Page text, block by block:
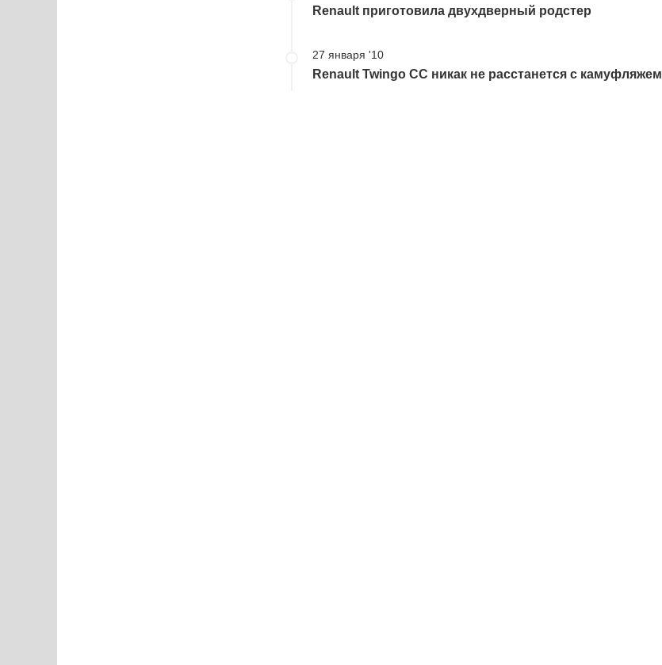
Renault приготовила двухдверный родстер
27 января '10
Renault Twingo CC никак не расстанется с камуфляжем